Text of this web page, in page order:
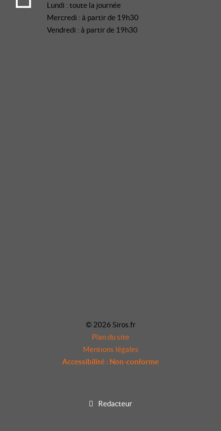
Lundi : toute la journée
Mercredi : à partir de 19h30
Vendredi : à partir de 19h30
© 2026 Siros.fr
Plan du site
Mentions légales
Accessibilité : Non-conforme
Redacteur